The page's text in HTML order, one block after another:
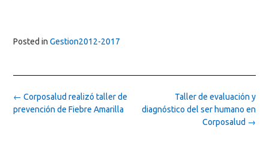
Posted in Gestion2012-2017
Post
navigation
Taller de evaluación y
diagnóstico del ser humano en
Corposalud →
← Corposalud realizó taller de
prevención de Fiebre Amarilla